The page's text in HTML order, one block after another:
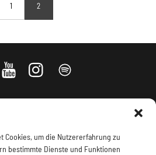
Cookies, um die Nutzererfahrung zu
bestimmte Dienste und Funktionen
1 2